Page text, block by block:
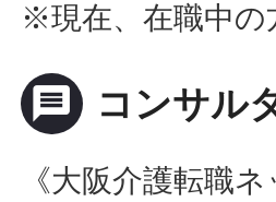
※現在、在職中の
message コンサル
《大阪介護転職